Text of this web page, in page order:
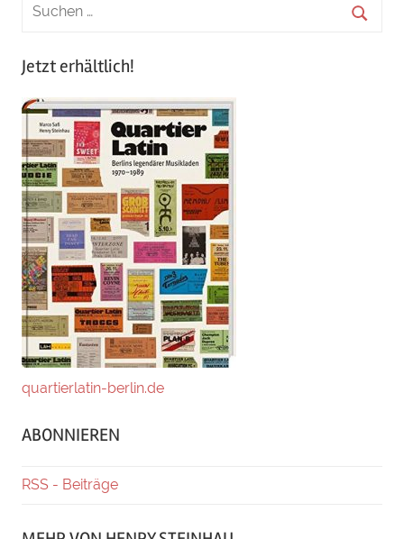
Jetzt erhältlich!
quartierlatin-berlin.de
ABONNIEREN
RSS - Beiträge